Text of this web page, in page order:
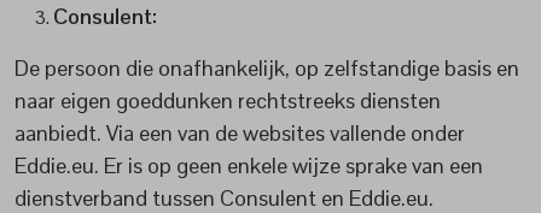
Consulent:
De persoon die onafhankelijk, op zelfstandige basis en
naar eigen goeddunken rechtstreeks diensten
aanbiedt. Via een van de websites vallende onder
Eddie.eu. Er is op geen enkele wijze sprake van een
dienstverband tussen Consulent en Eddie.eu.